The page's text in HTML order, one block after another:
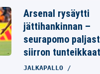
Arsenal rysäytti
jättihankinnan –
seurapomo
siirron
JALKAPALLO